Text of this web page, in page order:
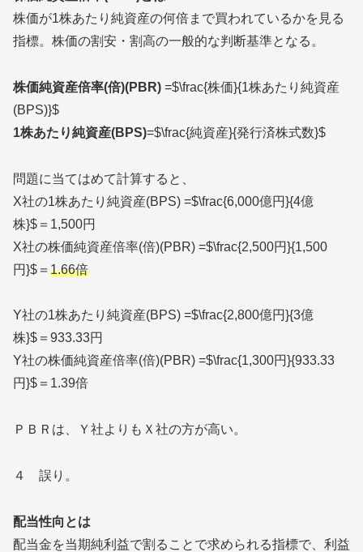
株価が1株あたり純資産の何倍まで買われているかを見る
指標。株価の割安・割高の一般的な判断基準となる。
株価純資産倍率(倍)(PBR) =$\frac{株価}{1株あたり純資産
(BPS)}$
1株あたり純資産(BPS)=$\frac{純資産}{発行済株式数}$
問題に当てはめて計算すると、
X社の1株あたり純資産(BPS) =$\frac{6,000億円}{4億
株}$＝1,500円
X社の株価純資産倍率(倍)(PBR) =$\frac{2,500円}{1,500
円}$＝ 1.66倍
Y社の1株あたり純資産(BPS) =$\frac{2,800億円}{3億
株}$＝933.33円
Y社の株価純資産倍率(倍)(PBR) =$\frac{1,300円}{933.33
円}$＝1.39倍
ＰＢＲは、Ｙ社よりもＸ社の方が高い。
４ 誤り。
配当性向とは
配当金を当期純利益で割ることで求められる指標で、利益